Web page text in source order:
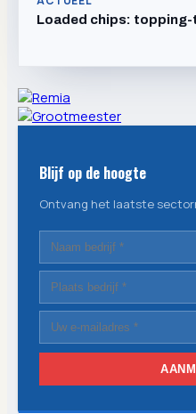
Loaded chips:
Blijf op de hoogte
Ontvang het laatste